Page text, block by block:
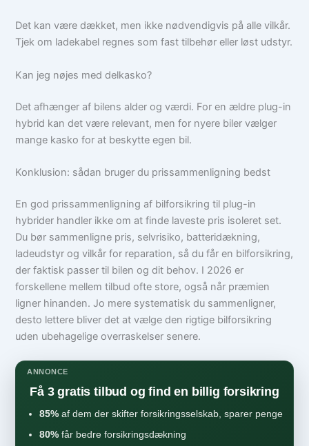
Det kan være dækket, men ikke nødvendigvis på alle vilkår.
Tjek om ladekabel regnes som fast tilbehør eller løst udstyr.
Kan jeg nøjes med delkasko?
Det afhænger af bilens alder og værdi. For en ældre plug-in
hybrid kan det være relevant, men for nyere biler vælger
mange kasko for at beskytte egen bil.
Konklusion: sådan bruger du prissammenligning bedst
En god prissammenligning af bilforsikring til plug-in
hybrider handler ikke om at finde laveste pris isoleret set.
Du bør sammenligne pris, selvrisiko, batteridækning,
ladeudstyr og vilkår for reparation, så du får en bilforsikring,
der faktisk passer til bilen og dit behov. I 2026 er
forskellene mellem tilbud ofte store, også når præmien
ligner hinanden. Jo mere systematisk du sammenligner,
desto lettere bliver det at vælge den rigtige bilforsikring
uden ubehagelige overraskelser senere.
ANNONCE
Få 3 gratis tilbud og find en billig forsikring
85% af dem der skifter forsikringsselskab, sparer penge
80% får bedre forsikringsdækning